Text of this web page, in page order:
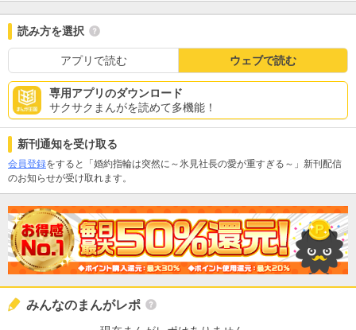
読み方を選択
アプリで読む ウェブで読む
専用アプリのダウンロード
サクサクまんがを読めて多機能！
新刊通知を受け取る
会員登録をすると「婚約指輪は突然に～氷見社長の愛が重すぎる～」新刊配信
のお知らせが受け取れます。
みんなのまんがレポ